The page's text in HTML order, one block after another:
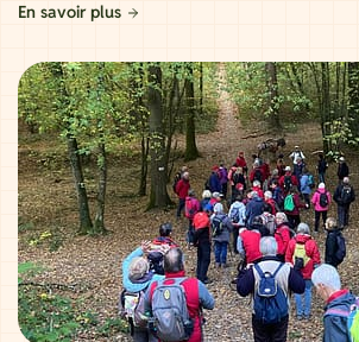
En savoir plus